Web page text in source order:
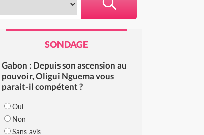
SONDAGE
Gabon : Depuis son ascension au
pouvoir, Oligui Nguema vous
parait-il compétent ?
Oui
Non
Sans avis